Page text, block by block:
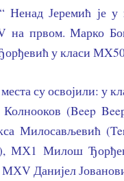
Ненад Јеремић је
на првом. Марко
у класи
су освојили: у
(Beep
Милосављевић
МХ1 Милош
Данијел